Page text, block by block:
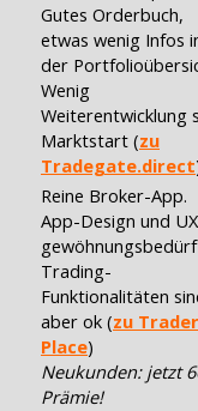
Gutes Orderbuch,
etwas wenig Infos
der
Wenig
Weiterentwicklung
Marktstart (zu
Tradegate.direct
Reine Broker-App.
App-Design und
Trading-
Funktionalitäten
aber ok (zu
Place)
Neukunden: jetzt
Prämie!